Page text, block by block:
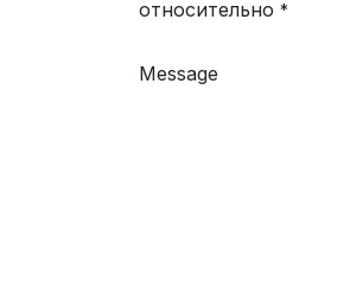
относительно *
Message